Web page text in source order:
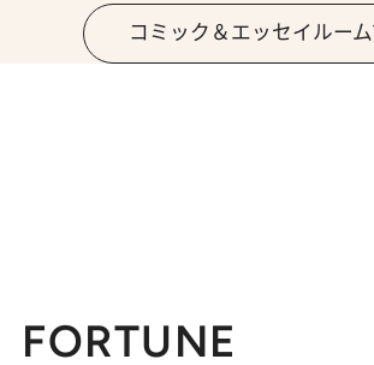
コミック＆エッセイルー
FORTUNE